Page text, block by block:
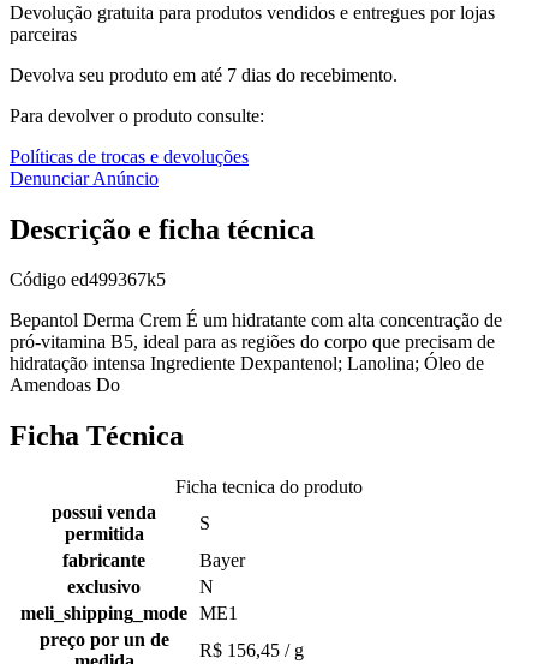
Devolução gratuita para produtos vendidos e entregues por lojas
parceiras
Devolva seu produto em até 7 dias do recebimento.
Para devolver o produto consulte:
Políticas de trocas e devoluções
Denunciar Anúncio
Descrição e ficha técnica
Código ed499367k5
Bepantol Derma Crem É um hidratante com alta concentração de
pró-vitamina B5, ideal para as regiões do corpo que precisam de
hidratação intensa Ingrediente Dexpantenol; Lanolina; Óleo de
Amendoas Do
Ficha Técnica
Ficha tecnica do produto
possui venda
permitida
S
fabricante
Bayer
exclusivo
N
meli_shipping_mode ME1
preço por un de
R$ 156,45 / g